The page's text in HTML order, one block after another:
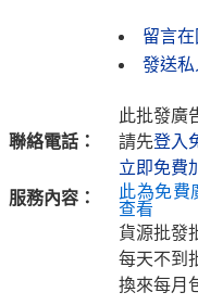
留言
發送私
聯絡電話：
此批發廣
請先登入
立即免費
服務內容：
此為免費
查看
貨源批發
每天不到
換來每月